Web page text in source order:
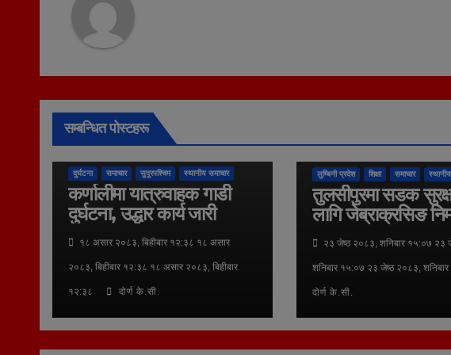
सम्बन्धित पोस्टहरू
दुर्घटना समाचार सुदूरपश्चिम स्थानीय समाचार
कर्णालीमा यात्रुवाहक गाडी
दुर्घटना, उद्धार कार्य जारी
१८ असार २०८३, बिहीबार १२:३८ १८ असार
२०८३, बिहीबार १२:३८ १८ असार २०८३, बिहीबार
१२:३८ दोर्ण के.सी.
लुम्बिनी प्रदेश शिक्षा समाचार
तुलसीपुरमा सडक
लागि जेब्राक्रसिङ
२३ जेष्ठ २०८३, शनिबार १५:०७ २३
शनिबार १५:०७ २३ जेष्ठ २०८३,
दोर्ण के.सी.